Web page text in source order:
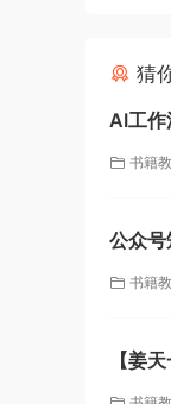
猜
AI工作
场景自
书籍
公众号
书籍
【姜